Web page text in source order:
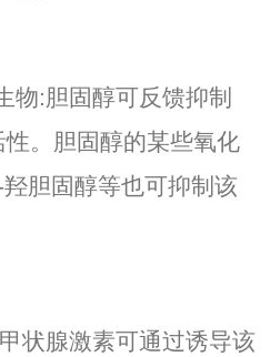
:胆固醇可反馈抑制
。胆固醇的某些氧化
胆固醇等也可抑制该
腺激素可通过诱导该